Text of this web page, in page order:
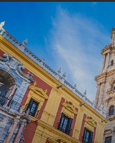
Sprachreisen